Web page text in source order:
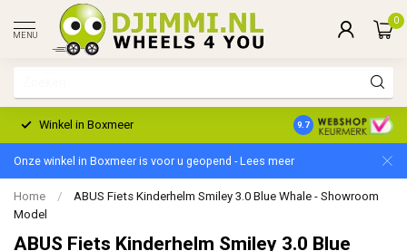
MENU
0
Winkel in Boxmeer 2 Jaar Garantie
9.7
Onze winkel in Boxmeer is voor u geopend - Lees meer
Home /
ABUS Fiets Kinderhelm Smiley 3.0 Blue Whale - Showroom
Model
ABUS Fiets Kinderhelm Smiley 3.0 Blue